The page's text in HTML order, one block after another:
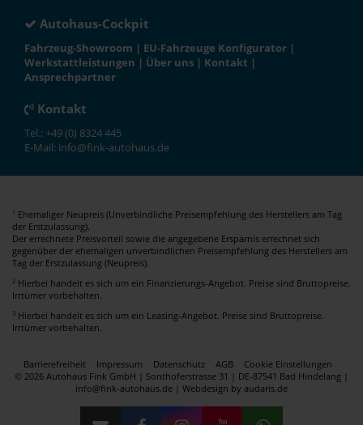
Autohaus-Cockpit
Fahrzeug-Showroom | EU-Fahrzeuge Konfigurator |
Werkstattleistungen | Über uns | Kontakt |
Ansprechpartner
Kontakt
Tel.: +49 (0) 8324 445
E-Mail: info@fink-autohaus.de
1 Ehemaliger Neupreis (Unverbindliche Preisempfehlung des Herstellers am Tag
der Erstzulassung).
Der errechnete Preisvorteil sowie die angegebene Ersparnis errechnet sich
gegenüber der ehemaligen unverbindlichen Preisempfehlung des Herstellers am
Tag der Erstzulassung (Neupreis).
2 Hierbei handelt es sich um ein Finanzierungs-Angebot. Preise sind Bruttopreise.
Irrtümer vorbehalten.
3 Hierbei handelt es sich um ein Leasing-Angebot. Preise sind Bruttopreise.
Irrtümer vorbehalten.
Barrierefreiheit Impressum Datenschutz AGB
Cookie Einstellungen
© 2026 Autohaus Fink GmbH | Sonthoferstrasse 31 | DE-87541 Bad Hindelang |
info@fink-autohaus.de | Webdesign by audaris.de